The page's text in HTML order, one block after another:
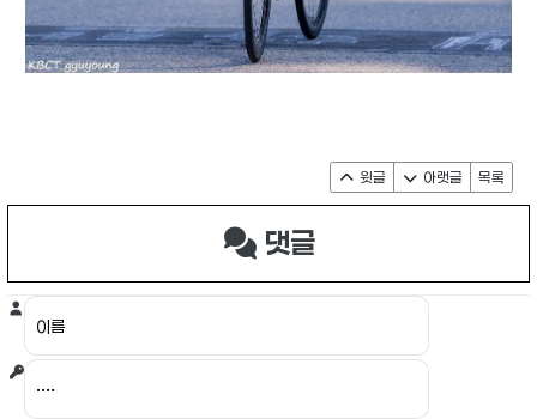
윗글 아랫글 목록
댓글